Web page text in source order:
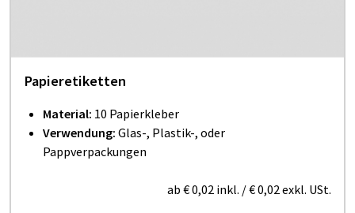
Papieretiketten
Material: 10 Papierkleber
Verwendung: Glas-, Plastik-, oder
Pappverpackungen
ab € 0,02 inkl. /€ 0,02exkl. USt.